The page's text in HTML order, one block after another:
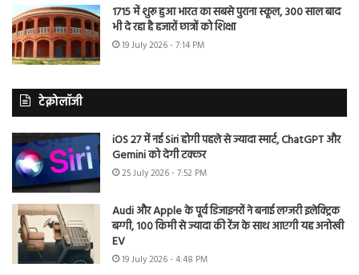
1715 में शुरू हुआ भारत का सबसे पुराना स्कूल, 300 साल बाद
भी दे रहा है हजारों छात्रों को शिक्षा
19 July 2026 - 7:14 PM
टेक्नोलॉजी
iOS 27 में नई Siri होगी पहले से ज्यादा स्मार्ट, ChatGPT और
Gemini को देगी टक्कर
25 July 2026 - 7:52 PM
Audi और Apple के पूर्व डिजाइनरों ने बनाई लग्जरी इलेक्ट्रिक
बग्गी, 100 किमी से ज्यादा की रेंज के साथ आएगी यह अनोखी
EV
19 July 2026 - 4:48 PM